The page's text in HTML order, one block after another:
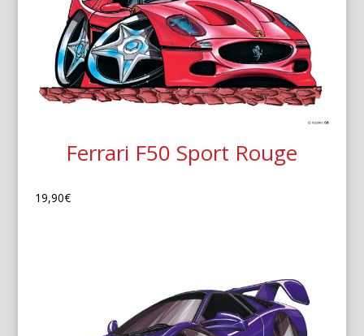
Ferrari F50 Sport Rouge
19,90€